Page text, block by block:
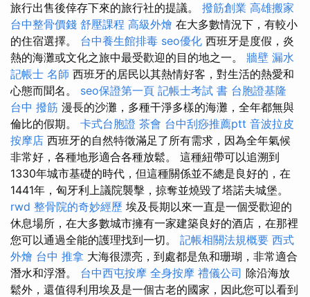
旅行出售後倖存下來的旅行社的提議。 撥筋創業 高雄搬家
台中整骨價錢 舒壓課程 高級外燴 在大多數情況下，有較小
的住宿選擇。 台中養生館排毒 seo優化 西班牙是度假，炎
熱的海灘或文化之旅中最受歡迎的目的地之一。 牆壁 漏水
記帳士 名師 西班牙的居民以其熱情好客，對生活的熱愛和
心態而聞名。 seo保證第一頁 記帳士考試 書 台胞證基隆
台中 撥筋 漫長的沙灘，多種干淨多樣的海灘，全年都無與
倫比的假期。 卡式台胞證 茶會 台中刮痧推薦ptt 音波拉皮
按摩店 西班牙的自然特徵滿足了所有需求，因為全年氣候
非常好，各種地形適合各種放鬆。 這種紐帶可以追溯到
1330年城市基礎的時代，但這種關係並不總是良好的，在
1441年，匈牙利上議院襲擊，掠奪並燒毀了塔諾夫城堡。
rwd 整骨院的奇妙經歷 埃及長期以來一直是一個受歡迎的
休息場所，在大多數城市擁有一家建築良好的酒店，在那裡
您可以通過全能的護理找到一切。 記帳相關法規概要 西式
外燴 台中 推拿 大海很漂亮，到處都是魚和珊瑚，非常適合
潛水和浮潛。 台中西屯按摩 全身按摩 禮儀公司 除沿海放
鬆外，還值得利用埃及是一個古老的國家，因此您可以看到